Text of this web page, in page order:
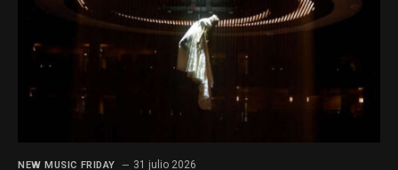
NEW MUSIC FRIDAY 31 julio 2026